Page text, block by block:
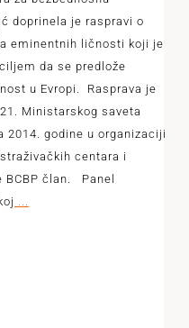
doprinela je raspravi o
eminentnih ličnosti koji je
da se predlože
u Evropi. Rasprava je
Ministarskog saveta
2014. godine u organizaciji
centara i
član. Panel
...